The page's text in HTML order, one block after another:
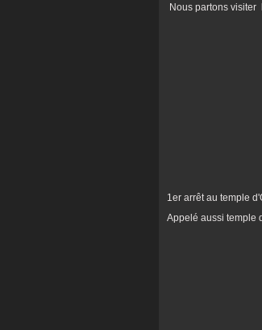
Nous partons visiter
1er arrêt au temple
Appelé aussi temple